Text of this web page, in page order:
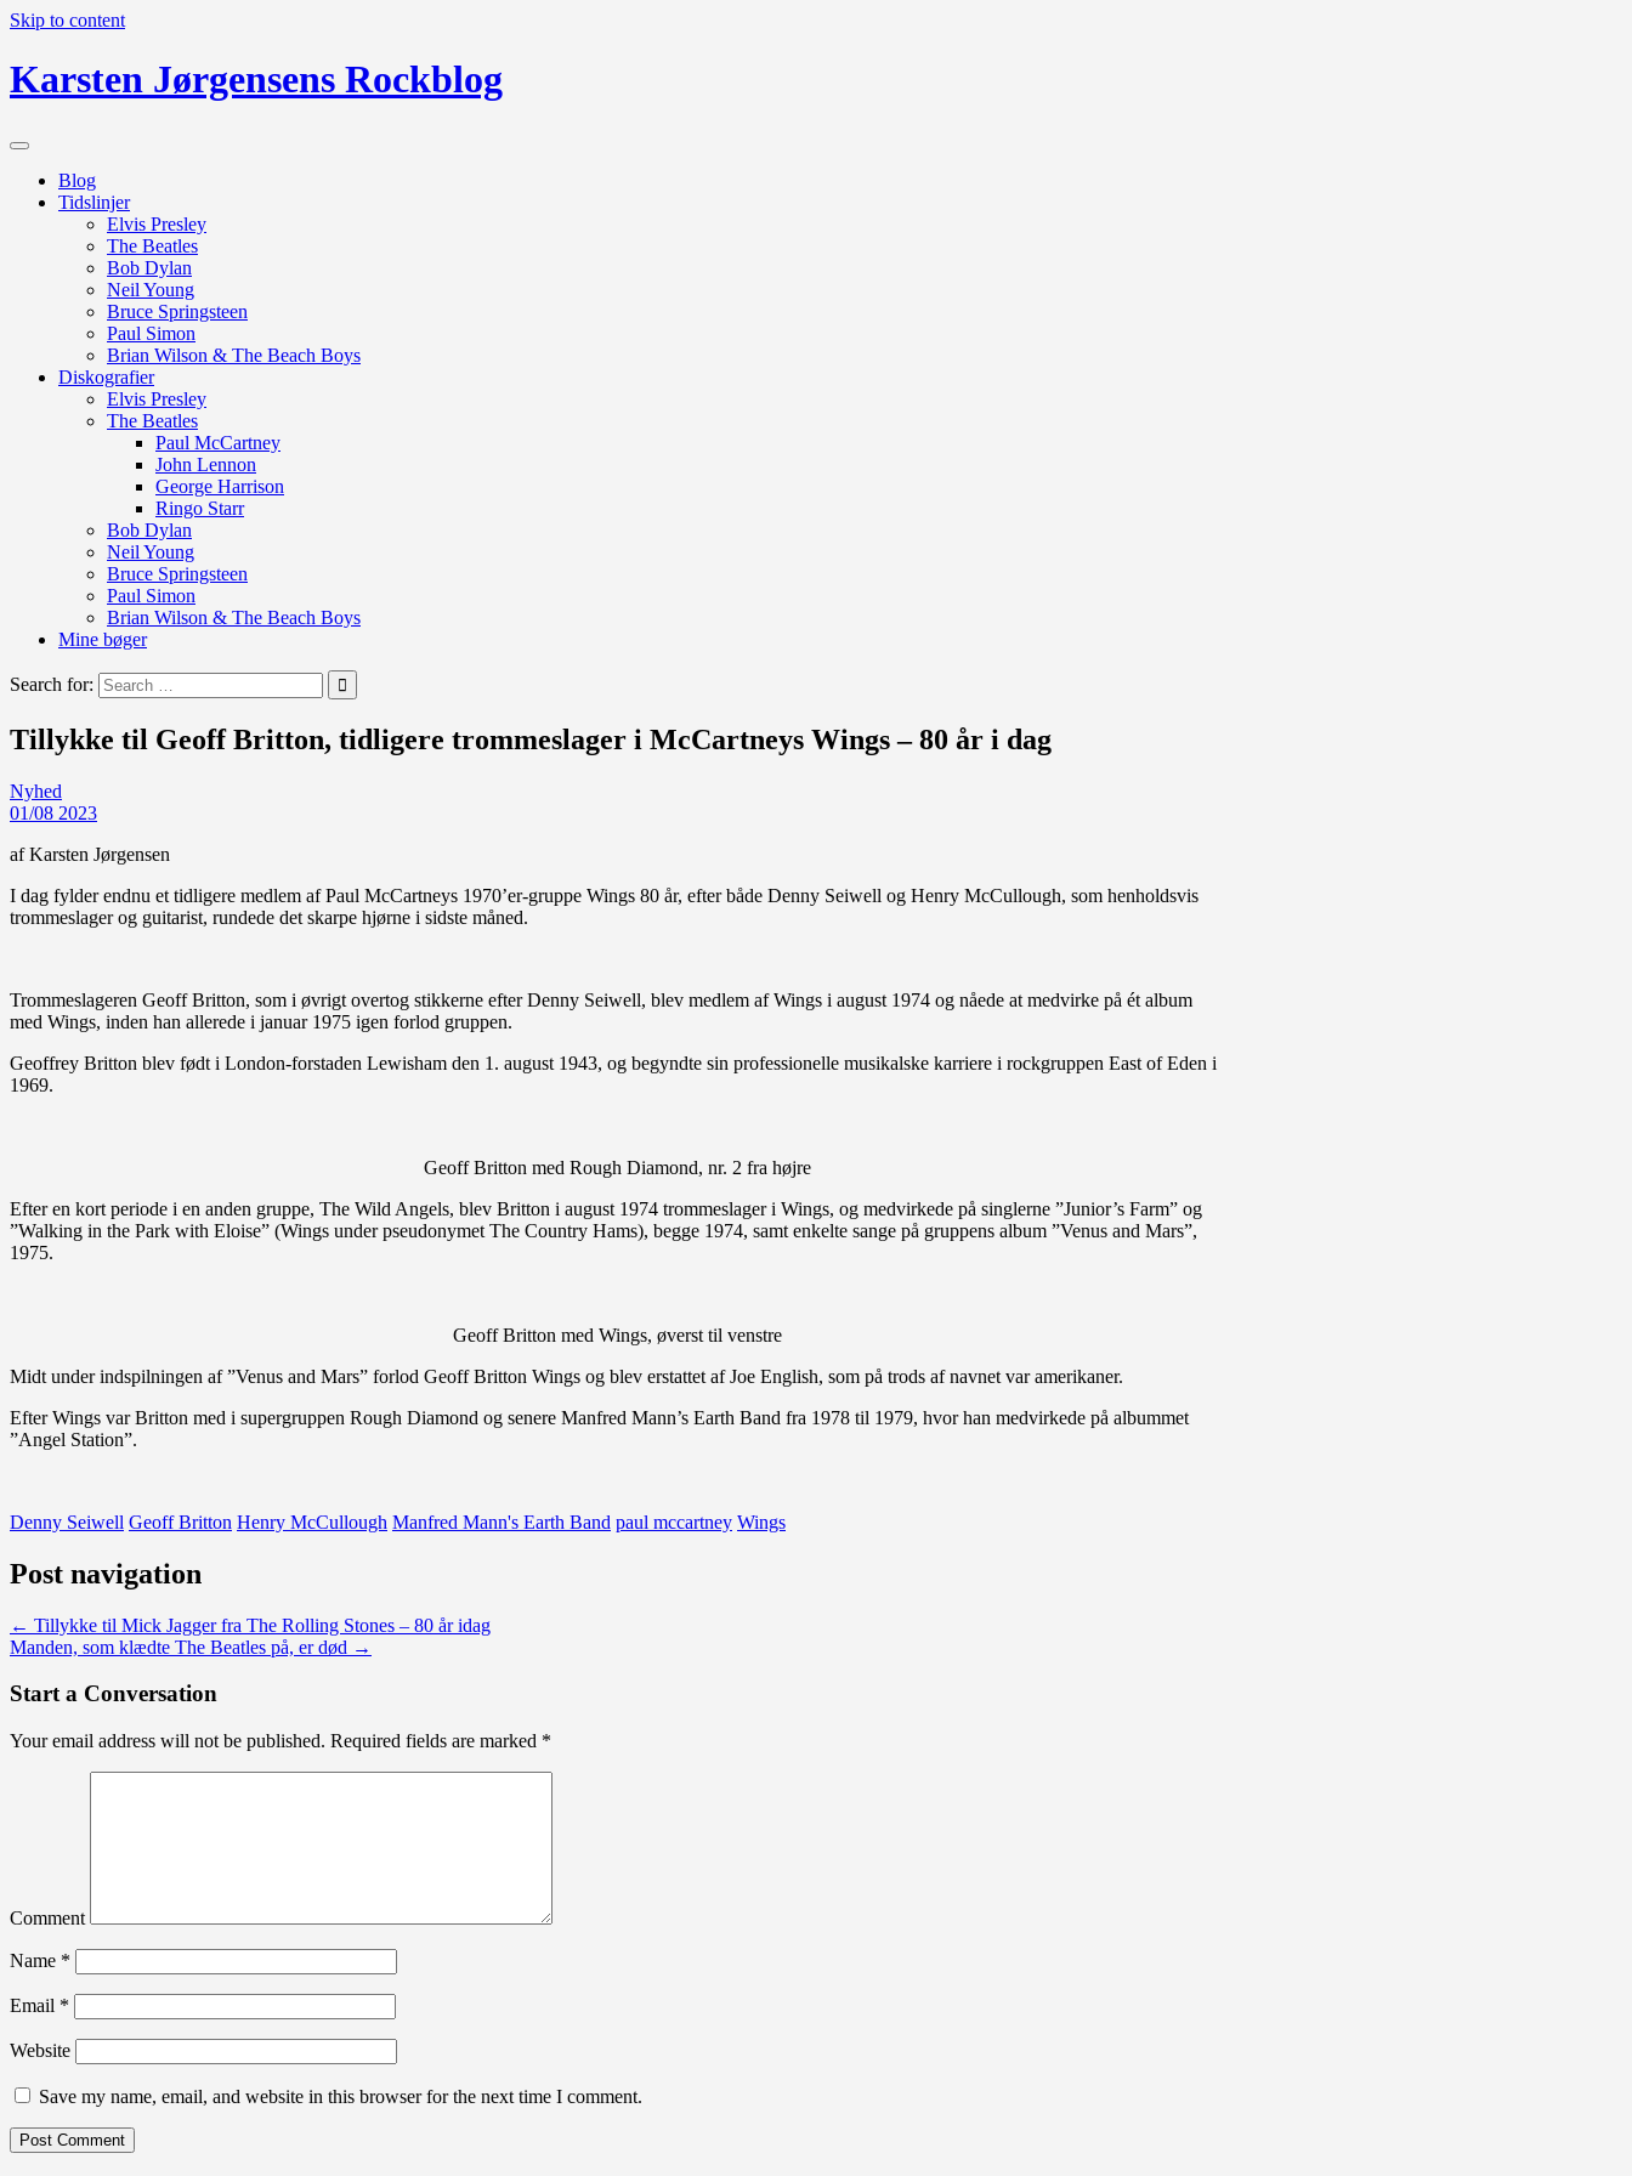
Skip to content
Karsten Jørgensens Rockblog
Blog
Tidslinjer
Elvis Presley
The Beatles
Bob Dylan
Neil Young
Bruce Springsteen
Paul Simon
Brian Wilson & The Beach Boys
Diskografier
Elvis Presley
The Beatles
Paul McCartney
John Lennon
George Harrison
Ringo Starr
Bob Dylan
Neil Young
Bruce Springsteen
Paul Simon
Brian Wilson & The Beach Boys
Mine bøger
Search for:
Tillykke til Geoff Britton, tidligere trommeslager i McCartneys Wings – 80 år i dag
Nyhed
01/08 2023
af Karsten Jørgensen
I dag fylder endnu et tidligere medlem af Paul McCartneys 1970’er-gruppe Wings 80 år, efter både Denny Seiwell og Henry McCullough, som henholdsvis
trommeslager og guitarist, rundede det skarpe hjørne i sidste måned.
Trommeslageren Geoff Britton, som i øvrigt overtog stikkerne efter Denny Seiwell, blev medlem af Wings i august 1974 og nåede at medvirke på ét album
med Wings, inden han allerede i januar 1975 igen forlod gruppen.
Geoffrey Britton blev født i London-forstaden Lewisham den 1. august 1943, og begyndte sin professionelle musikalske karriere i rockgruppen East of Eden i
1969.
Geoff Britton med Rough Diamond, nr. 2 fra højre
Efter en kort periode i en anden gruppe, The Wild Angels, blev Britton i august 1974 trommeslager i Wings, og medvirkede på singlerne ”Junior’s Farm” og
”Walking in the Park with Eloise” (Wings under pseudonymet The Country Hams), begge 1974, samt enkelte sange på gruppens album ”Venus and Mars”,
1975.
Geoff Britton med Wings, øverst til venstre
Midt under indspilningen af ”Venus and Mars” forlod Geoff Britton Wings og blev erstattet af Joe English, som på trods af navnet var amerikaner.
Efter Wings var Britton med i supergruppen Rough Diamond og senere Manfred Mann’s Earth Band fra 1978 til 1979, hvor han medvirkede på albummet
”Angel Station”.
Denny Seiwell Geoff Britton Henry McCullough Manfred Mann's Earth Band paul mccartney Wings
Post navigation
← Tillykke til Mick Jagger fra The Rolling Stones – 80 år idag
Manden, som klædte The Beatles på, er død →
Start a Conversation
Your email address will not be published. Required fields are marked *
Comment
Name *
Email *
Website
Save my name, email, and website in this browser for the next time I comment.